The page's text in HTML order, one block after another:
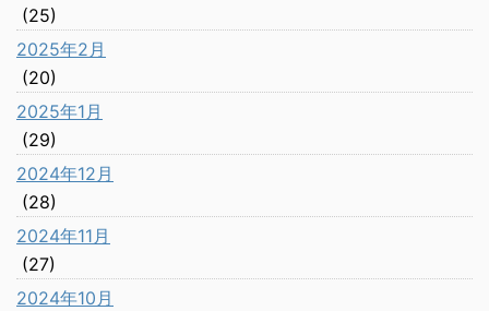
(25)
2025年2月
(20)
2025年1月
(29)
2024年12月
(28)
2024年11月
(27)
2024年10月